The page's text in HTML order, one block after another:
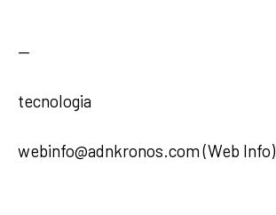
—
tecnologia
webinfo@adnkronos.com (Web Info)